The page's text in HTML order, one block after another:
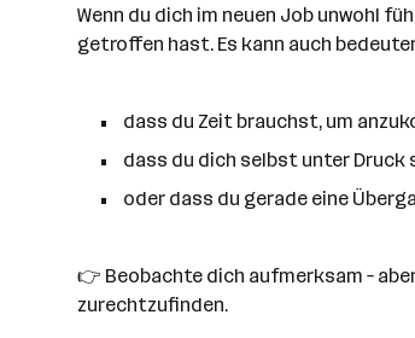
Wenn du dich im neuen Job unwohl
getroffen hast. Es kann auch
dass du Zeit brauchst, um
dass du dich selbst unter Druck
oder dass du gerade eine
👉 Beobachte dich aufmerksam –
zurechtzufinden.